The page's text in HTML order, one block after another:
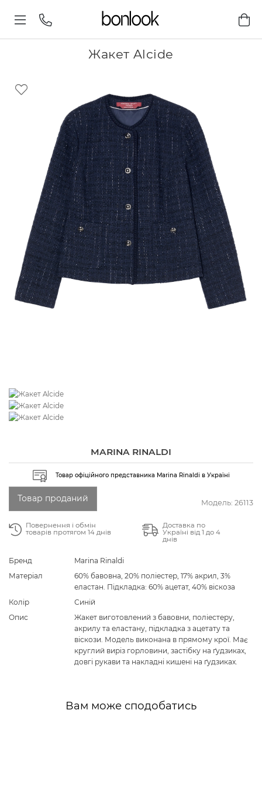
Жакет Alcide
MARINA RINALDI
Товар офіційного представника Marina Rinaldi в Україні
Модель: 26113
Товар проданий
Повернення і обмін
товарів протягом 14 днів
Доставка по
Україні від 1 до 4
днів
Бренд
Marina Rinaldi
Матеріал
60% бавовна, 20% поліестер, 17% акрил, 3%
еластан. Підкладка: 60% ацетат, 40% віскоза
Колір
Синій
Опис
Жакет виготовлений з бавовни, поліестеру,
акрилу та еластану, підкладка з ацетату та
віскози. Модель виконана в прямому крої. Має
круглий виріз горловини, застібку на ґудзиках,
довгі рукави та накладні кишені на ґудзиках.
Вам може сподобатись